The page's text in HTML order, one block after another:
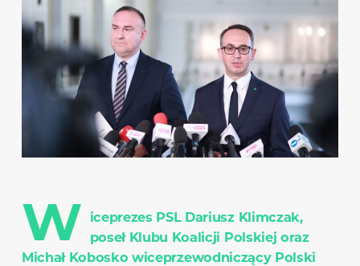
W iceprezes PSL Dariusz Klimczak,
poseł Klubu Koalicji Polskiej oraz
Michał Kobosko wiceprzewodniczący Polski